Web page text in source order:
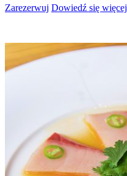
Zarezerwuj Dowiedź się więcej